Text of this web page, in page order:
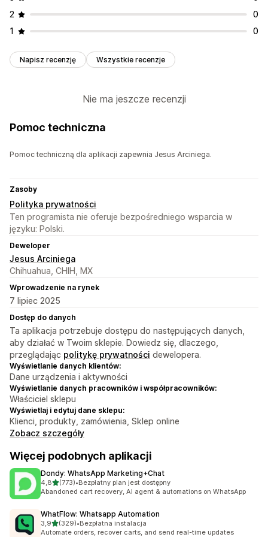
2
0
1
0
Napisz recenzję Wszystkie recenzje
Nie ma jeszcze recenzji
Pomoc techniczna
Pomoc techniczną dla aplikacji zapewnia Jesus Arciniega.
Zasoby
Polityka prywatności
Ten programista nie oferuje bezpośredniego wsparcia w
języku: Polski.
Deweloper
Jesus Arciniega
Chihuahua, CHIH, MX
Wprowadzenie na rynek
7 lipiec 2025
Dostęp do danych
Ta aplikacja potrzebuje dostępu do następujących danych,
aby działać w Twoim sklepie. Dowiedz się, dlaczego,
przeglądając politykę prywatności dewelopera.
Wyświetlanie danych klientów:
Dane urządzenia i aktywności
Wyświetlanie danych pracowników i współpracowników:
Właściciel sklepu
Wyświetlaj i edytuj dane sklepu:
Klienci, produkty, zamówienia, Sklep online
Zobacz szczegóły
Więcej podobnych aplikacji
Dondy: WhatsApp Marketing+Chat
4,8na 5 gwiazdek
(773)
Łączna liczba recenzji: 773
•Bezpłatny plan jest dostępny
Abandoned cart recovery, AI agent & automations on WhatsApp
WhatFlow: Whatsapp Automation
3,9na 5 gwiazdek
(329)
Łączna liczba recenzji: 329
•Bezpłatna instalacja
Automate orders, recover carts, and send real-time updates